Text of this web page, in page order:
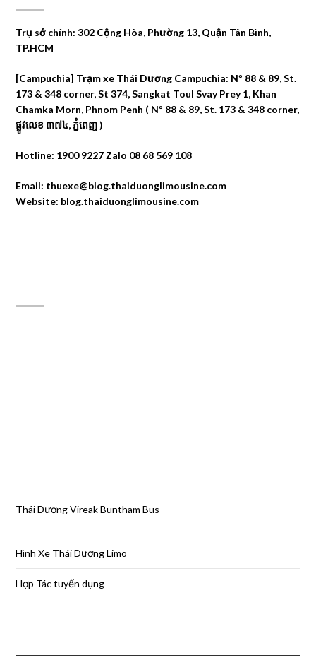
Trụ sở chính: 302 Cộng Hòa, Phường 13, Quận Tân Bình,
TP.HCM
[Campuchia] Trạm xe Thái Dương Campuchia: Nº 88 & 89, St.
173 & 348 corner, St 374, Sangkat Toul Svay Prey 1, Khan
Chamka Morn, Phnom Penh ( Nº 88 & 89, St. 173 & 348 corner,
ផ្លូវលេខ ៣៧៤, ភ្នំពេញ )
Hotline: 1900 9227 Zalo 08 68 569 108
Email: thuexe@blog.thaiduonglimousine.com
Website: blog.thaiduonglimousine.com
Thái Dương Vireak Buntham Bus
Hình Xe Thái Dương Limo
Hợp Tác tuyển dụng